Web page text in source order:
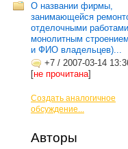
О названии фирмы,
занимающейся
отделочными
монолитным
и ФИО владельцев)...
+7 / 2007-03-14
[не прочитана]
Создать аналогичное
обсуждение...
Авторы